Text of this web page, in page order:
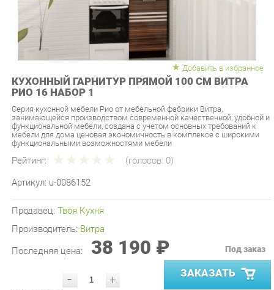
КУХОННЫЙ ГАРНИТУР ПРЯМОЙ 100 СМ ВИТРА
РИО 16 НАБОР 1
Серия кухонной мебели Рио от мебельной фабрики Витра,
функциональной мебели, создана с учетом основных требований к
мебели для дома ценовая экономичность в комплексе с широкими
функциональными возможностями мебели
Рейтинг: (голосов:0)
Артикул: u-0086152
Производитель: Витра
Последняя цена: 38 190 ₽
- ЗАКАЗАТЬ
УТОЧНИТЬ НАЛИЧИЕ